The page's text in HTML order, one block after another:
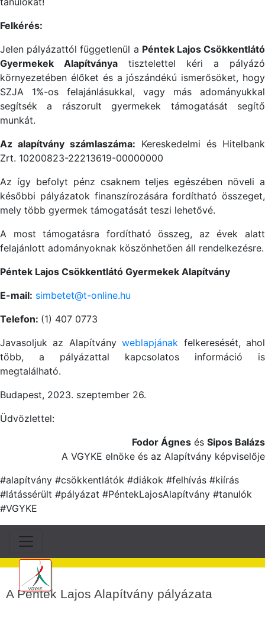
Felkérés:
Jelen pályázattól függetlenül a Péntek Lajos Csökkentlátó
Gyermekek Alapítványa tisztelettel kéri a pályázó
környezetében élőket és a jószándékú ismerősöket, hogy
SZJA 1%-os felajánlásukkal, vagy más adományukkal
segítsék a rászorult gyermekek támogatását segítő
munkát.
Az alapítvány számlaszáma: Kereskedelmi és Hitelbank
Zrt. 10200823-22213619-00000000
Az így befolyt pénz csaknem teljes egészében növeli a
későbbi pályázatok finanszírozására fordítható összeget,
mely több gyermek támogatását teszi lehetővé.
A most támogatásra fordítható összeg, az évek alatt
felajánlott adományoknak köszönhetően áll rendelkezésre.
Péntek Lajos Csökkentlátó Gyermekek Alapítvány
E-mail: simbetet@t-online.hu
Telefon: (1) 407 0773
Javasoljuk az Alapítványweblapjának felkeresését, ahol
több, a pályázattal kapcsolatos információ is
megtalálható.
Budapest, 2023. szeptember 26.
Üdvözlettel:
Fodor Ágnes és Sipos Balázs
A VGYKE elnöke és az Alapítvány képviselője
#alapítvány #csökkentlátók #diákok #felhívás #kiírás
#látássérült #pályázat #PéntekLajosAlapítvány #tanulók
#VGYKE
A Péntek Lajos Alapítvány pályázata